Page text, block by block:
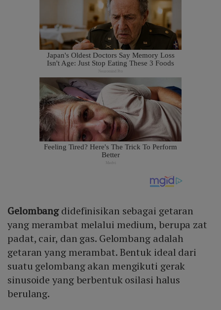
Gelombangdidefinisikan sebagai getaran
yang merambat melalui medium, berupa zat
padat, cair, dan gas. Gelombang adalah
getaran yang merambat. Bentuk ideal dari
suatu gelombang akan mengikuti gerak
sinusoide yang berbentuk osilasi halus
berulang.